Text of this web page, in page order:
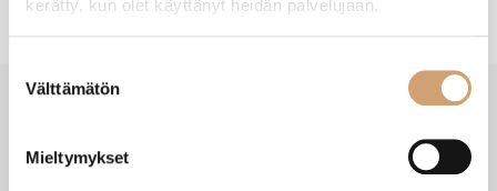
kerätty, kun olet käyttänyt heidän palvelujaan.
valinta
Välttämätön
Mieltymykset